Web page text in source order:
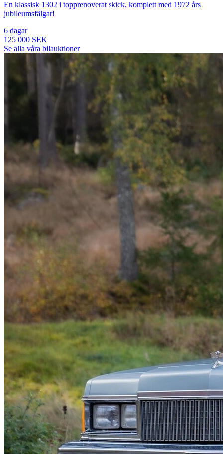
En klassisk 1302 i topprenoverat skick, komplett med 1972 års
jubileumsfälgar!
6 dagar
125 000 SEK
Se alla våra bilauktioner